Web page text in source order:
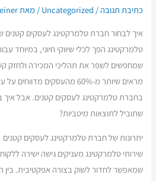
כתיבת תגובה/
Uncategorized / מאת
איך לבחור חברת טלמרקטינג לעסקים
טלמרקטינג הפך לכלי שיווקי חיוני, במיוחד
שמחפשים לשפר את תהליכי המכירה ולחזק
מראים שיותר מ-60% מהעסקים
בחברת טלמרקטינג לעסקים קטנים. אבל איך
שתוביל לתוצאות מיטביות?
יתרונות של חברת טלמרקטינג לעסקים קטנים
שירותי טלמרקטינג מעניקים גישה ישירה
שמאפשר לחדור לשוק בצורה אפקטיבית. בין